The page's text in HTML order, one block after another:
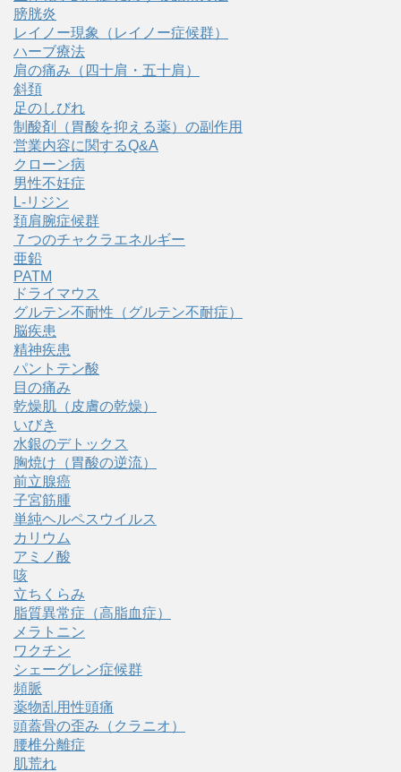
膀胱炎
レイノー現象（レイノー症候群）
ハーブ療法
肩の痛み（四十肩・五十肩）
斜頚
足のしびれ
制酸剤（胃酸を抑える薬）の副作用
営業内容に関するQ&A
クローン病
男性不妊症
L-リジン
頚肩腕症候群
７つのチャクラエネルギー
亜鉛
PATM
ドライマウス
グルテン不耐性（グルテン不耐症）
脳疾患
精神疾患
パントテン酸
目の痛み
乾燥肌（皮膚の乾燥）
いびき
水銀のデトックス
胸焼け（胃酸の逆流）
前立腺癌
子宮筋腫
単純ヘルペスウイルス
カリウム
アミノ酸
咳
立ちくらみ
脂質異常症（高脂血症）
メラトニン
ワクチン
シェーグレン症候群
頻脈
薬物乱用性頭痛
頭蓋骨の歪み（クラニオ）
腰椎分離症
肌荒れ